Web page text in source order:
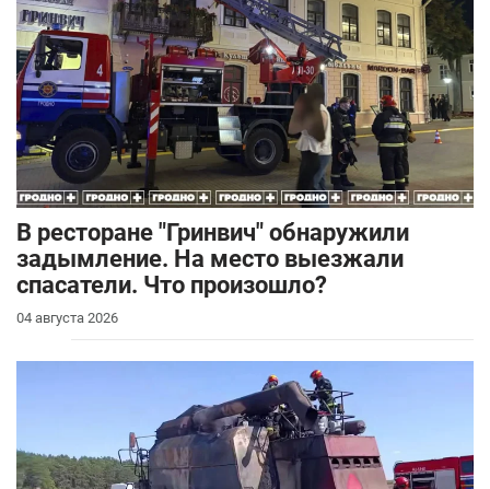
В ресторане "Гринвич" обнаружили
задымление. На место выезжали
спасатели. Что произошло?
04 августа 2026